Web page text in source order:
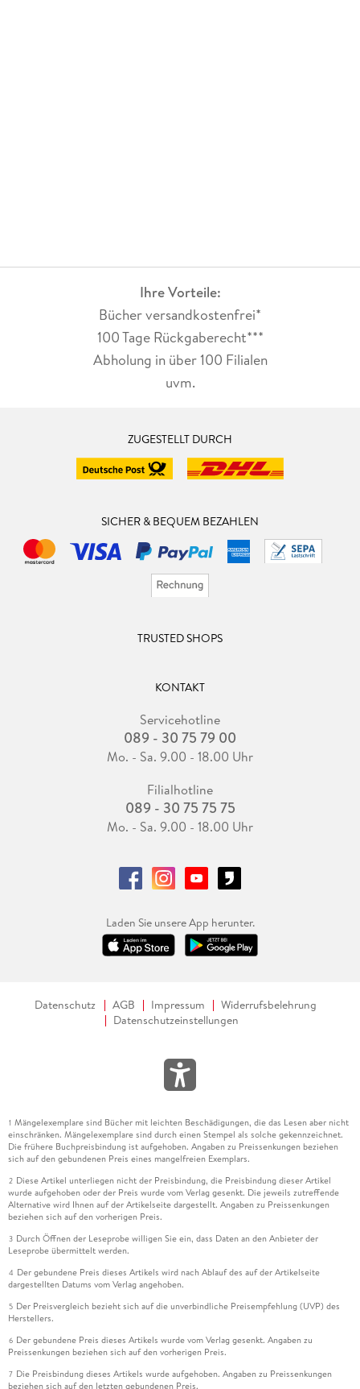
Ihre Vorteile:
Bücher versandkostenfrei*
100 Tage Rückgaberecht***
Abholung in über 100 Filialen
uvm.
ZUGESTELLT DURCH
SICHER & BEQUEM BEZAHLEN
TRUSTED SHOPS
KONTAKT
Servicehotline
089 - 30 75 79 00
Mo. - Sa. 9.00 - 18.00 Uhr
Filialhotline
089 - 30 75 75 75
Mo. - Sa. 9.00 - 18.00 Uhr
Laden Sie unsere App herunter.
Datenschutz AGB Impressum
Widerrufsbelehrung
Datenschutzeinstellungen
1 Mängelexemplare sind Bücher mit leichten Beschädigungen, die das Lesen aber nicht
einschränken. Mängelexemplare sind durch einen Stempel als solche gekennzeichnet.
Die frühere Buchpreisbindung ist aufgehoben. Angaben zu Preissenkungen beziehen
sich auf den gebundenen Preis eines mangelfreien Exemplars.
2 Diese Artikel unterliegen nicht der Preisbindung, die Preisbindung dieser Artikel
wurde aufgehoben oder der Preis wurde vom Verlag gesenkt. Die jeweils zutreffende
Alternative wird Ihnen auf der Artikelseite dargestellt. Angaben zu Preissenkungen
beziehen sich auf den vorherigen Preis.
3 Durch Öffnen der Leseprobe willigen Sie ein, dass Daten an den Anbieter der
Leseprobe übermittelt werden.
4 Der gebundene Preis dieses Artikels wird nach Ablauf des auf der Artikelseite
dargestellten Datums vom Verlag angehoben.
5 Der Preisvergleich bezieht sich auf die unverbindliche Preisempfehlung (UVP) des
Herstellers.
6 Der gebundene Preis dieses Artikels wurde vom Verlag gesenkt. Angaben zu
Preissenkungen beziehen sich auf den vorherigen Preis.
7 Die Preisbindung dieses Artikels wurde aufgehoben. Angaben zu Preissenkungen
beziehen sich auf den letzten gebundenen Preis.